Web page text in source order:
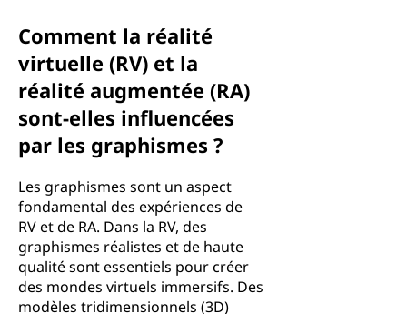
Comment la réalité
virtuelle (RV) et la
réalité augmentée (RA)
sont-elles influencées
par les graphismes ?
Les graphismes sont un aspect
fondamental des expériences de
RV et de RA. Dans la RV, des
graphismes réalistes et de haute
qualité sont essentiels pour créer
des mondes virtuels immersifs. Des
modèles tridimensionnels (3D)